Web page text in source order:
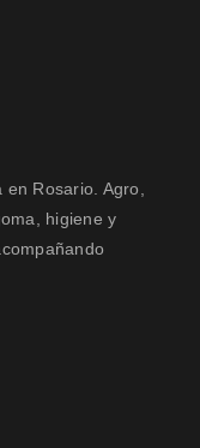
Rosario. Agro,
higiene y